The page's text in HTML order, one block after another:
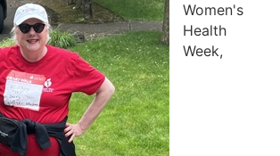
Women's
Health
Week,